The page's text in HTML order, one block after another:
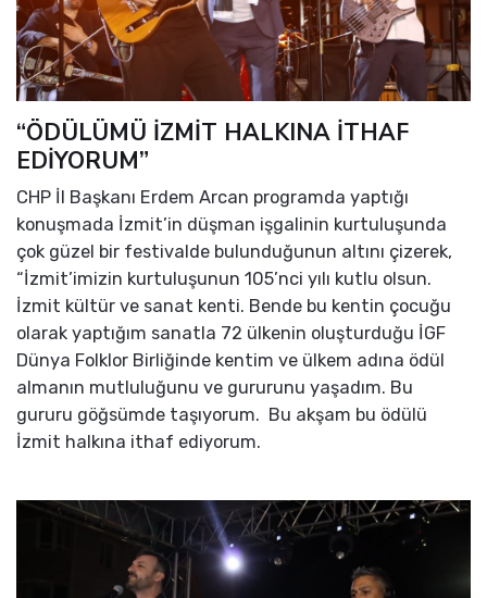
“ÖDÜLÜMÜ İZMİT HALKINA İTHAF
EDİYORUM”
CHP İl Başkanı Erdem Arcan programda yaptığı
konuşmada İzmit’in düşman işgalinin kurtuluşunda
çok güzel bir festivalde bulunduğunun altını çizerek,
“İzmit’imizin kurtuluşunun 105’nci yılı kutlu olsun.
İzmit kültür ve sanat kenti. Bende bu kentin çocuğu
olarak yaptığım sanatla 72 ülkenin oluşturduğu İGF
Dünya Folklor Birliğinde kentim ve ülkem adına ödül
almanın mutluluğunu ve gururunu yaşadım. Bu
gururu göğsümde taşıyorum. Bu akşam bu ödülü
İzmit halkına ithaf ediyorum.